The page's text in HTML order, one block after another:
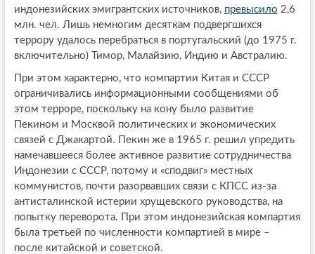
индонезийских эмигрантских источников, превысило 2,6
млн. чел. Лишь немногим десяткам подвергшихся
террору удалось перебраться в португальский (до 1975 г.
включительно) Тимор, Малайзию, Индию и Австралию.
При этом характерно, что компартии Китая и СССР
ограничивались информационными сообщениями об
этом терроре, поскольку на кону было развитие
Пекином и Москвой политических и экономических
связей с Джакартой. Пекин же в 1965 г. решил упредить
намечавшееся более активное развитие сотрудничества
Индонезии с СССР, потому и «сподвиг» местных
коммунистов, почти разорвавших связи с КПСС из-за
антисталинской истерии хрущевского руководства, на
попытку переворота. При этом индонезийская компартия
была третьей по численности компартией в мире –
после китайской и советской.